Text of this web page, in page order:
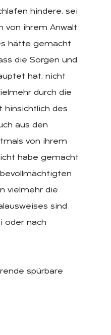
hindere, sei
von ihrem Anwalt
hätte gemacht
die Sorgen und
hat, nicht
durch die
hinsichtlich des
aus den
von ihrem
habe gemacht
vielmehr die
sind
oder nach
spürbare